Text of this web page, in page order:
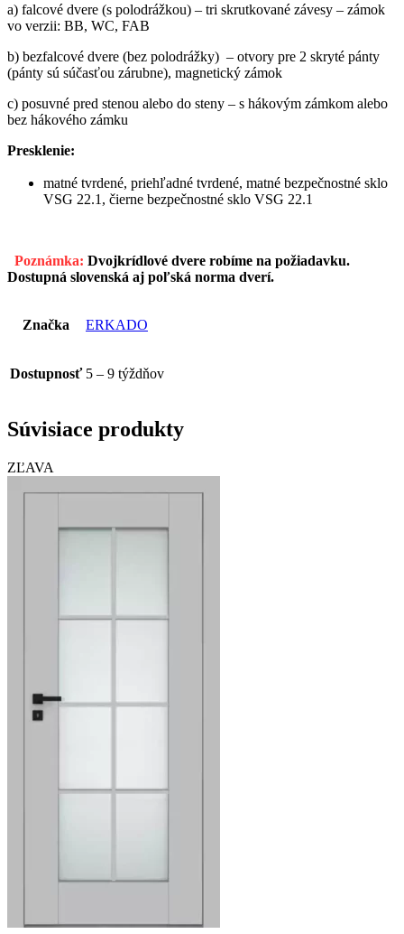
a) falcové dvere (s polodrážkou) – tri skrutkované závesy – zámok
vo verzii: BB, WC, FAB
b) bezfalcové dvere (bez polodrážky) – otvory pre 2 skryté pánty
(pánty sú súčasťou zárubne), magnetický zámok
c) posuvné pred stenou alebo do steny – s hákovým zámkom alebo
bez hákového zámku
Presklenie:
matné tvrdené, priehľadné tvrdené, matné bezpečnostné sklo
VSG 22.1, čierne bezpečnostné sklo VSG 22.1
Poznámka: Dvojkrídlové dvere robíme na požiadavku.
Dostupná slovenská aj poľská norma dverí.
Značka ERKADO
Dostupnosť 5 – 9 týždňov
Súvisiace produkty
ZĽAVA